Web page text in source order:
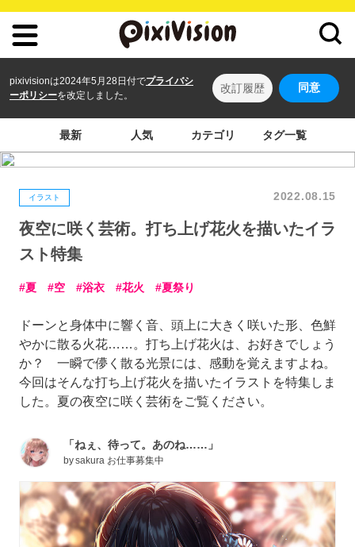
pixivisionは2024年5月28日付でプライバシ
ーポリシーを改定しました。
改訂履歴 同意
最新 人気 カテゴリ タグ一覧
イラスト 2022.08.15
夜空に咲く芸術。打ち上げ花火を描いたイラ
スト特集
夏 空 浴衣 花火 夏祭り
ドーンと身体中に響く音、頭上に大きく咲いた形、色鮮
やかに散る火花……。打ち上げ花火は、お好きでしょう
か？ 一瞬で儚く散る光景には、感動を覚えますよね。
今回はそんな打ち上げ花火を描いたイラストを特集しま
した。夏の夜空に咲く芸術をご覧ください。
「ねぇ、待って。あのね……」
bysakura お仕事募集中